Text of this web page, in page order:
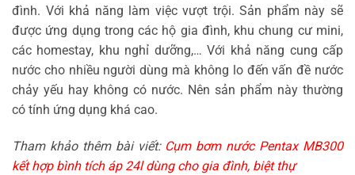
đình. Với khả năng làm việc vượt trội. Sản phẩm này sẽ
được ứng dụng trong các hộ gia đình, khu chung cư mini,
các homestay, khu nghỉ dưỡng,… Với khả năng cung cấp
nước cho nhiều người dùng mà không lo đến vấn đề nước
chảy yếu hay không có nước. Nên sản phẩm này thường
có tính ứng dụng khá cao.
Tham khảo thêm bài viết: Cụm bơm nước Pentax MB300
kết hợp bình tích áp 24l dùng cho gia đình, biệt thự